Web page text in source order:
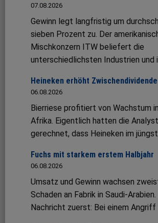
07.08.2026
Gewinn legt langfristig um
sieben Prozent zu. Der
Mischkonzern ITW beliefert die
unterschiedlichsten Industrien und
Heineken erhöht Zwischendividende
06.08.2026
Bierriese profitiert von Wachstum
Afrika. Eigentlich hatten die
gerechnet, dass Heineken im
Fuchs mit starkem erstem Halbjahr
06.08.2026
Umsatz und Gewinn wachsen
Schaden an Fabrik in Saudi-
Nachricht zuerst: Bei einem Angriff